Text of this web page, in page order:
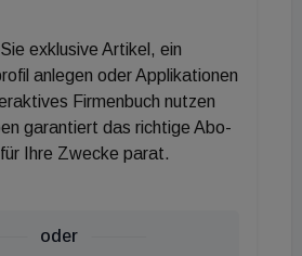
exklusive Artikel, ein
anlegen oder Applikationen
Firmenbuch nutzen
garantiert das richtige Abo-
Ihre Zwecke parat.
oder